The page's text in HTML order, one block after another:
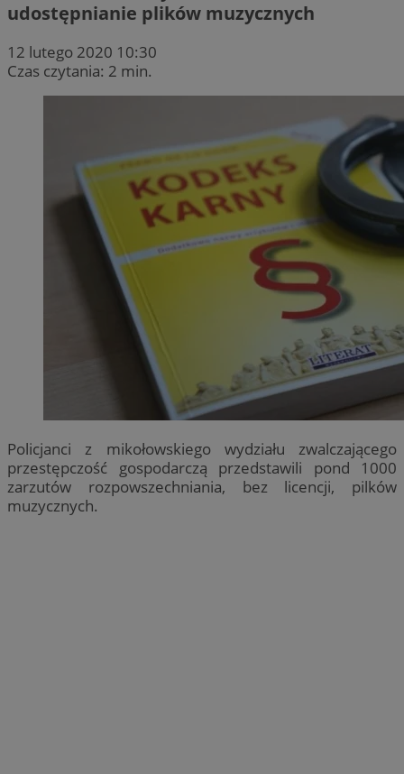
udostępnianie plików muzycznych
12 lutego 2020 10:30
Czas czytania: 2 min.
Policjanci z mikołowskiego wydziału zwalczającego
przestępczość gospodarczą przedstawili pond 1000
zarzutów rozpowszechniania, bez licencji, pilków
muzycznych.